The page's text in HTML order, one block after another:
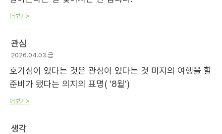
더보기>
관심
2026.04.03.금
호기심이 있다는 것은 관심이 있다는 것 미지의 여행을 할
준비가 됐다는 의지의 표명( '8월')
더보기>
생각